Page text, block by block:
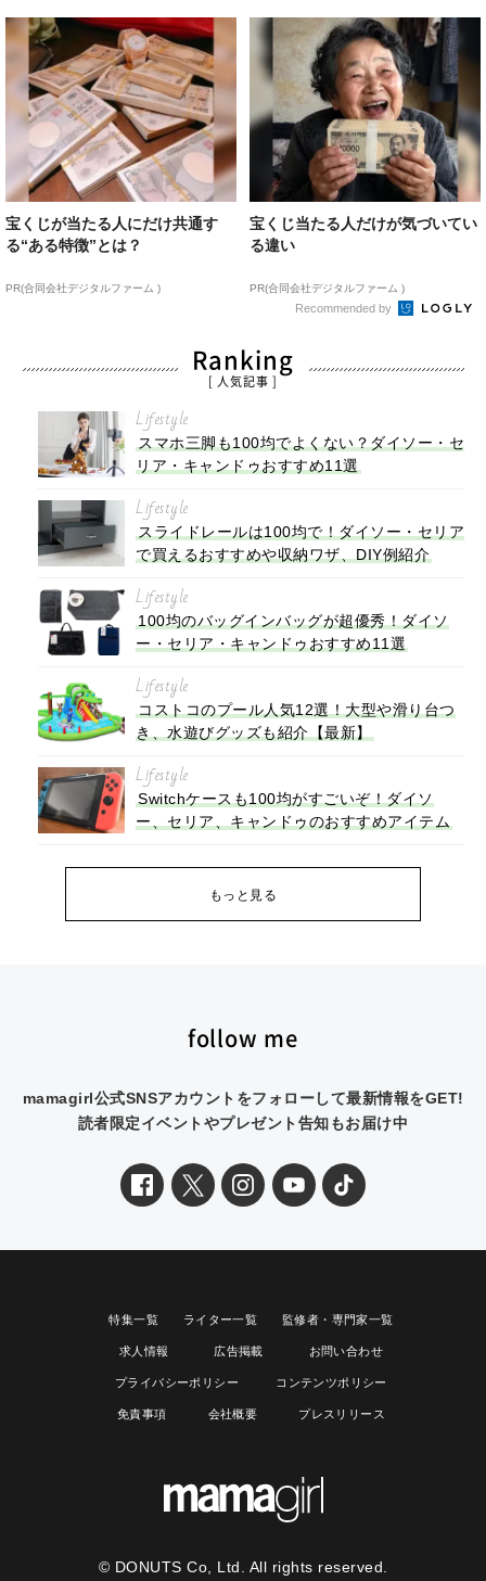
宝くじが当たる人にだけ共通す
る“ある特徴”とは？
PR(合同会社デジタルファーム )
宝くじ当たる人だけが気づいてい
る違い
PR(合同会社デジタルファーム )
Recommended by
Ranking
[ 人気記事 ]
Lifestyle
スマホ三脚も100均でよくない？ダイソー・セ
リア・キャンドゥおすすめ11選
Lifestyle
スライドレールは100均で！ダイソー・セリア
で買えるおすすめや収納ワザ、DIY例紹介
Lifestyle
100均のバッグインバッグが超優秀！ダイソ
ー・セリア・キャンドゥおすすめ11選
Lifestyle
コストコのプール人気12選！大型や滑り台つ
き、水遊びグッズも紹介【最新】
Lifestyle
Switchケースも100均がすごいぞ！ダイソ
ー、セリア、キャンドゥのおすすめアイテム
もっと見る
follow me
mamagirl公式SNSアカウントをフォローして最新情報をGET!
読者限定イベントやプレゼント告知もお届け中
特集一覧 ライター一覧 監修者・専門家一覧
求人情報 広告掲載 お問い合わせ
プライバシーポリシー コンテンツポリシー
免責事項 会社概要 プレスリリース
© DONUTS Co, Ltd. All rights reserved.